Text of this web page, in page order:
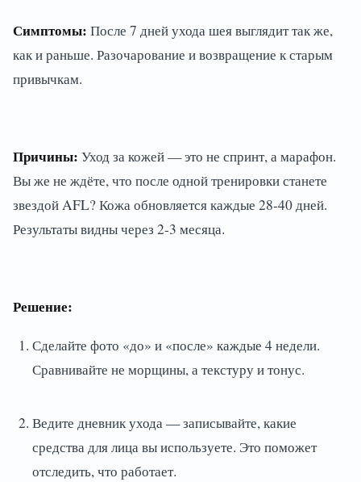
Симптомы: После 7 дней ухода шея выглядит так же,
как и раньше. Разочарование и возвращение к старым
привычкам.
Причины: Уход за кожей — это не спринт, а марафон.
Вы же не ждёте, что после одной тренировки станете
звездой AFL? Кожа обновляется каждые 28-40 дней.
Результаты видны через 2-3 месяца.
Решение:
Сделайте фото «до» и «после» каждые 4 недели.
Сравнивайте не морщины, а текстуру и тонус.
Ведите дневник ухода — записывайте, какие
средства для лица вы используете. Это поможет
отследить, что работает.